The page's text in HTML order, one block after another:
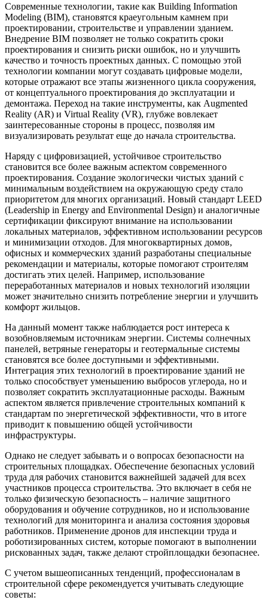
Современные технологии, такие как Building Information
Modeling (BIM), становятся краеугольным камнем при
проектировании, строительстве и управлении зданием.
Внедрение BIM позволяет не только сократить сроки
проектирования и снизить риски ошибок, но и улучшить
качество и точность проектных данных. С помощью этой
технологии компании могут создавать цифровые модели,
которые отражают все этапы жизненного цикла сооружения,
от концептуального проектирования до эксплуатации и
демонтажа. Переход на такие инструменты, как Augmented
Reality (AR) и Virtual Reality (VR), глубже вовлекает
заинтересованные стороны в процесс, позволяя им
визуализировать результат еще до начала строительства.
Наряду с цифровизацией, устойчивое строительство
становится все более важным аспектом современного
проектирования. Создание экологически чистых зданий с
минимальным воздействием на окружающую среду стало
приоритетом для многих организаций. Новый стандарт LEED
(Leadership in Energy and Environmental Design) и аналогичные
сертификации фиксируют внимание на использовании
локальных материалов, эффективном использовании ресурсов
и минимизации отходов. Для многоквартирных домов,
офисных и коммерческих зданий разработаны специальные
рекомендации и материалы, которые помогают строителям
достигать этих целей. Например, использование
переработанных материалов и новых технологий изоляции
может значительно снизить потребление энергии и улучшить
комфорт жильцов.
На данный момент также наблюдается рост интереса к
возобновляемым источникам энергии. Системы солнечных
панелей, ветряные генераторы и геотермальные системы
становятся все более доступными и эффективными.
Интеграция этих технологий в проектирование зданий не
только способствует уменьшению выбросов углерода, но и
позволяет сократить эксплуатационные расходы. Важным
аспектом является привлечение строительных компаний к
стандартам по энергетической эффективности, что в итоге
приводит к повышению общей устойчивости
инфраструктуры.
Однако не следует забывать и о вопросах безопасности на
строительных площадках. Обеспечение безопасных условий
труда для рабочих становится важнейшей задачей для всех
участников процесса строительства. Это включает в себя не
только физическую безопасность – наличие защитного
оборудования и обучение сотрудников, но и использование
технологий для мониторинга и анализа состояния здоровья
работников. Применение дронов для инспекции труда и
роботизированных систем, которые помогают в выполнении
рискованных задач, также делают стройплощадки безопаснее.
С учетом вышеописанных тенденций, профессионалам в
строительной сфере рекомендуется учитывать следующие
советы: